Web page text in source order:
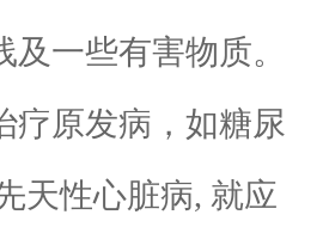
一些有害物质。
疗原发病，如糖尿
天性心脏病, 就应